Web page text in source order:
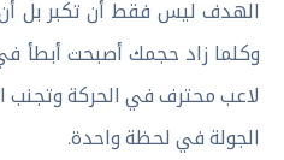
الهدف ليس فقط أن تكبر بل
وكلما زاد حجمك أصبحت أبطأ
لاعب محترف في الحركة وتجنب
الجولة في لحظة واحدة.